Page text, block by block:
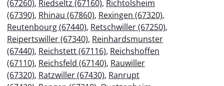
(67260), Riedseltz (67160), Richtolsheim
(67390), Rhinau (67860), Rexingen (67320),
Reutenbourg (67440), Retschwiller (67250),
Reipertswiller (67340), Reinhardsmunster
(67440), Reichstett (67116), Reichshoffen
(67110), Reichsfeld (67140), Rauwiller
(67320), Ratzwiller (67430), Ranrupt